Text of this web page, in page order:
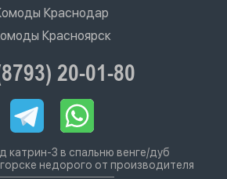
Краснодар
Красноярск
20-01-80
катрин-3 в спальню венге/дуб
недорого от производителя